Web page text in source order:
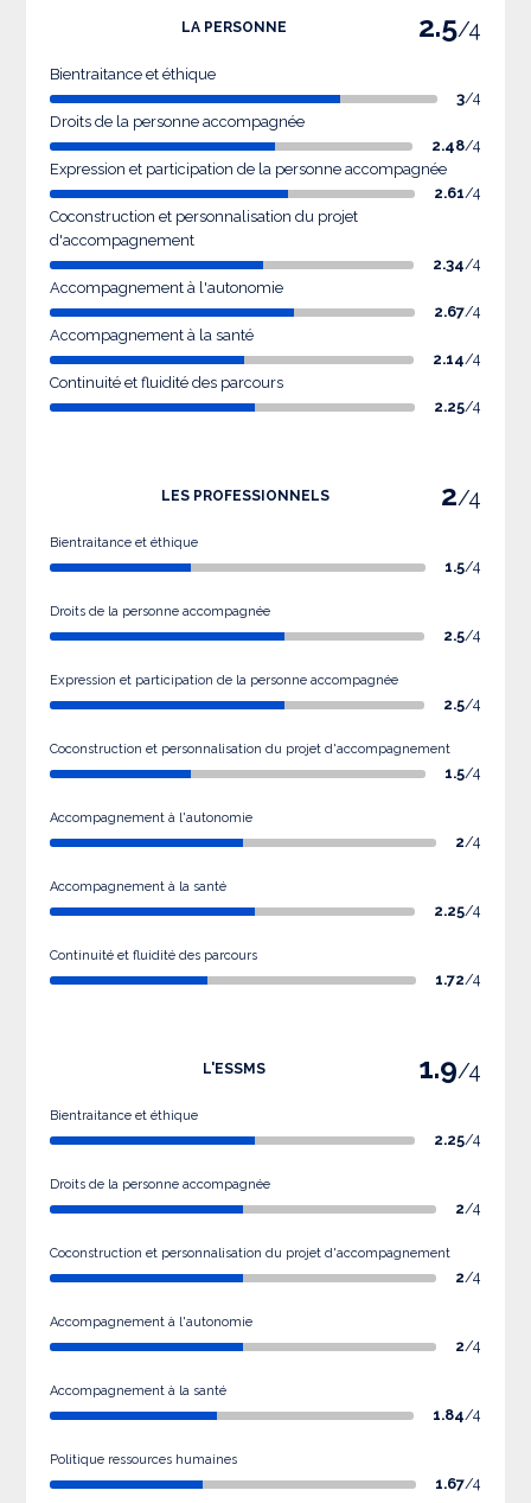
LA PERSONNE 2.5/4
Bientraitance et éthique
3/4
Droits de la personne accompagnée
2.48/4
Expression et participation de la personne accompagnée
2.61/4
Coconstruction et personnalisation du projet
d'accompagnement
2.34/4
Accompagnement à l'autonomie
2.67/4
Accompagnement à la santé
2.14/4
Continuité et fluidité des parcours
2.25/4
LES PROFESSIONNELS 2/4
Bientraitance et éthique
1.5/4
Droits de la personne accompagnée
2.5/4
Expression et participation de la personne accompagnée
2.5/4
Coconstruction et personnalisation du projet d'accompagnement
1.5/4
Accompagnement à l'autonomie
2/4
Accompagnement à la santé
2.25/4
Continuité et fluidité des parcours
1.72/4
L'ESSMS 1.9/4
Bientraitance et éthique
2.25/4
Droits de la personne accompagnée
2/4
Coconstruction et personnalisation du projet d'accompagnement
2/4
Accompagnement à l'autonomie
2/4
Accompagnement à la santé
1.84/4
Politique ressources humaines
1.67/4